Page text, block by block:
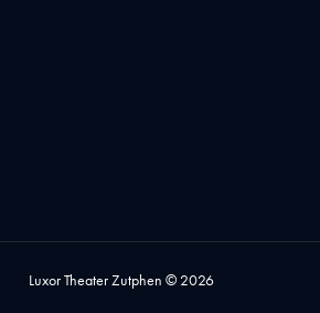
Luxor Theater Zutphen © 2026